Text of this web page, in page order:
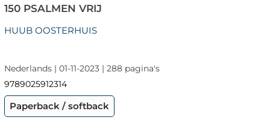
150 PSALMEN VRIJ
HUUB OOSTERHUIS
Nederlands | 01-11-2023 | 288 pagina's
9789025912314
Paperback / softback